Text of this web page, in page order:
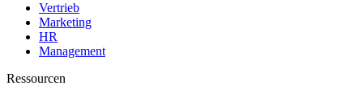
Vertrieb
Marketing
HR
Management
Ressourcen